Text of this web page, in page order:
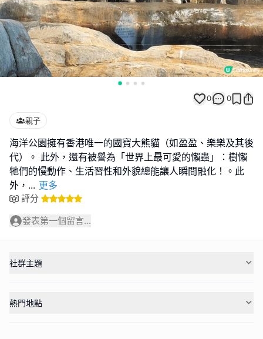
0 0
親子
海洋公園擁有香港唯一的國寶大熊貓（如盈盈、樂樂及其後
代）。 此外，還有被譽為「世界上最可愛的懶蟲」：樹懶
牠們的慢動作、生活習性和外貌總能讓人瞬間融化！。此
外， ... 更多
評分
發表第一個留言...
社群主題
熱門地點